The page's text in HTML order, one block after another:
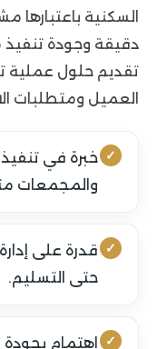
السكنية باعتبارها
دقيقة وجودة
تقديم حلول عملية
العميل ومتطلبات
خبرة في
والمجمعات
قدرة على
حتى التسليم.
اهتمام بجودة